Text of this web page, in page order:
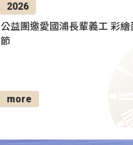
2026
公益團邀愛國浦長輩義工 彩
節
more